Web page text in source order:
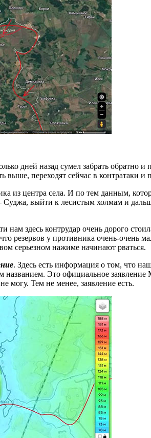
дней назад сумел забрать обратно
выше, переходят сейчас в контратаки
из центра села. И по тем данным,
выйти к лесистым холмам и
нам здесь контрудар очень дорого
резервов у противника очень-очень
серьезном нажиме начинают рваться.
. Здесь есть информация о том, что
Это официальное
могу. Тем не менее, заявление есть.